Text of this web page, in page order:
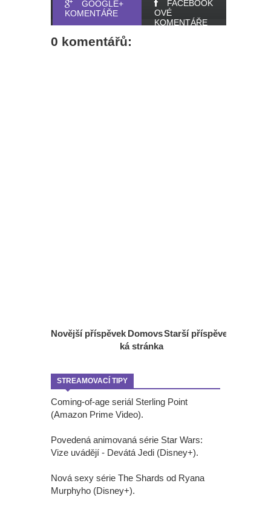
GOOGLE+
KOMENTÁŘE
FACEBOOK
OVÉ
KOMENTÁŘE
0 komentářů:
Novější příspěvek Starší příspěvek
Domovs
ká stránka
STREAMOVACÍ TIPY
Coming-of-age seriál Sterling Point
(Amazon Prime Video).
Povedená animovaná série Star Wars:
Vize uvádějí - Devátá Jedi (Disney+).
Nová sexy série The Shards od Ryana
Murphyho (Disney+).